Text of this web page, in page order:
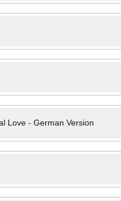
Love - German Version